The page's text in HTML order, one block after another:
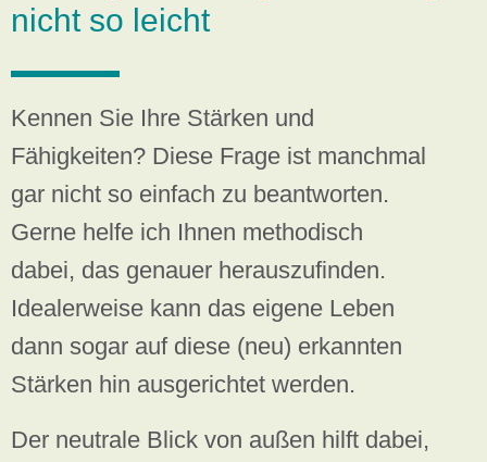
nicht so leicht
Kennen Sie Ihre Stärken und
Fähigkeiten? Diese Frage ist manchmal
gar nicht so einfach zu beantworten.
Gerne helfe ich Ihnen methodisch
dabei, das genauer herauszufinden.
Idealerweise kann das eigene Leben
dann sogar auf diese (neu) erkannten
Stärken hin ausgerichtet werden.
Der neutrale Blick von außen hilft dabei,